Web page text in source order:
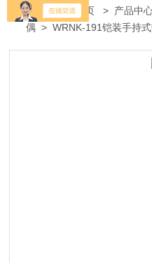
当前位置：首页 > 产品中
偶 > WRNK-191铠装手持